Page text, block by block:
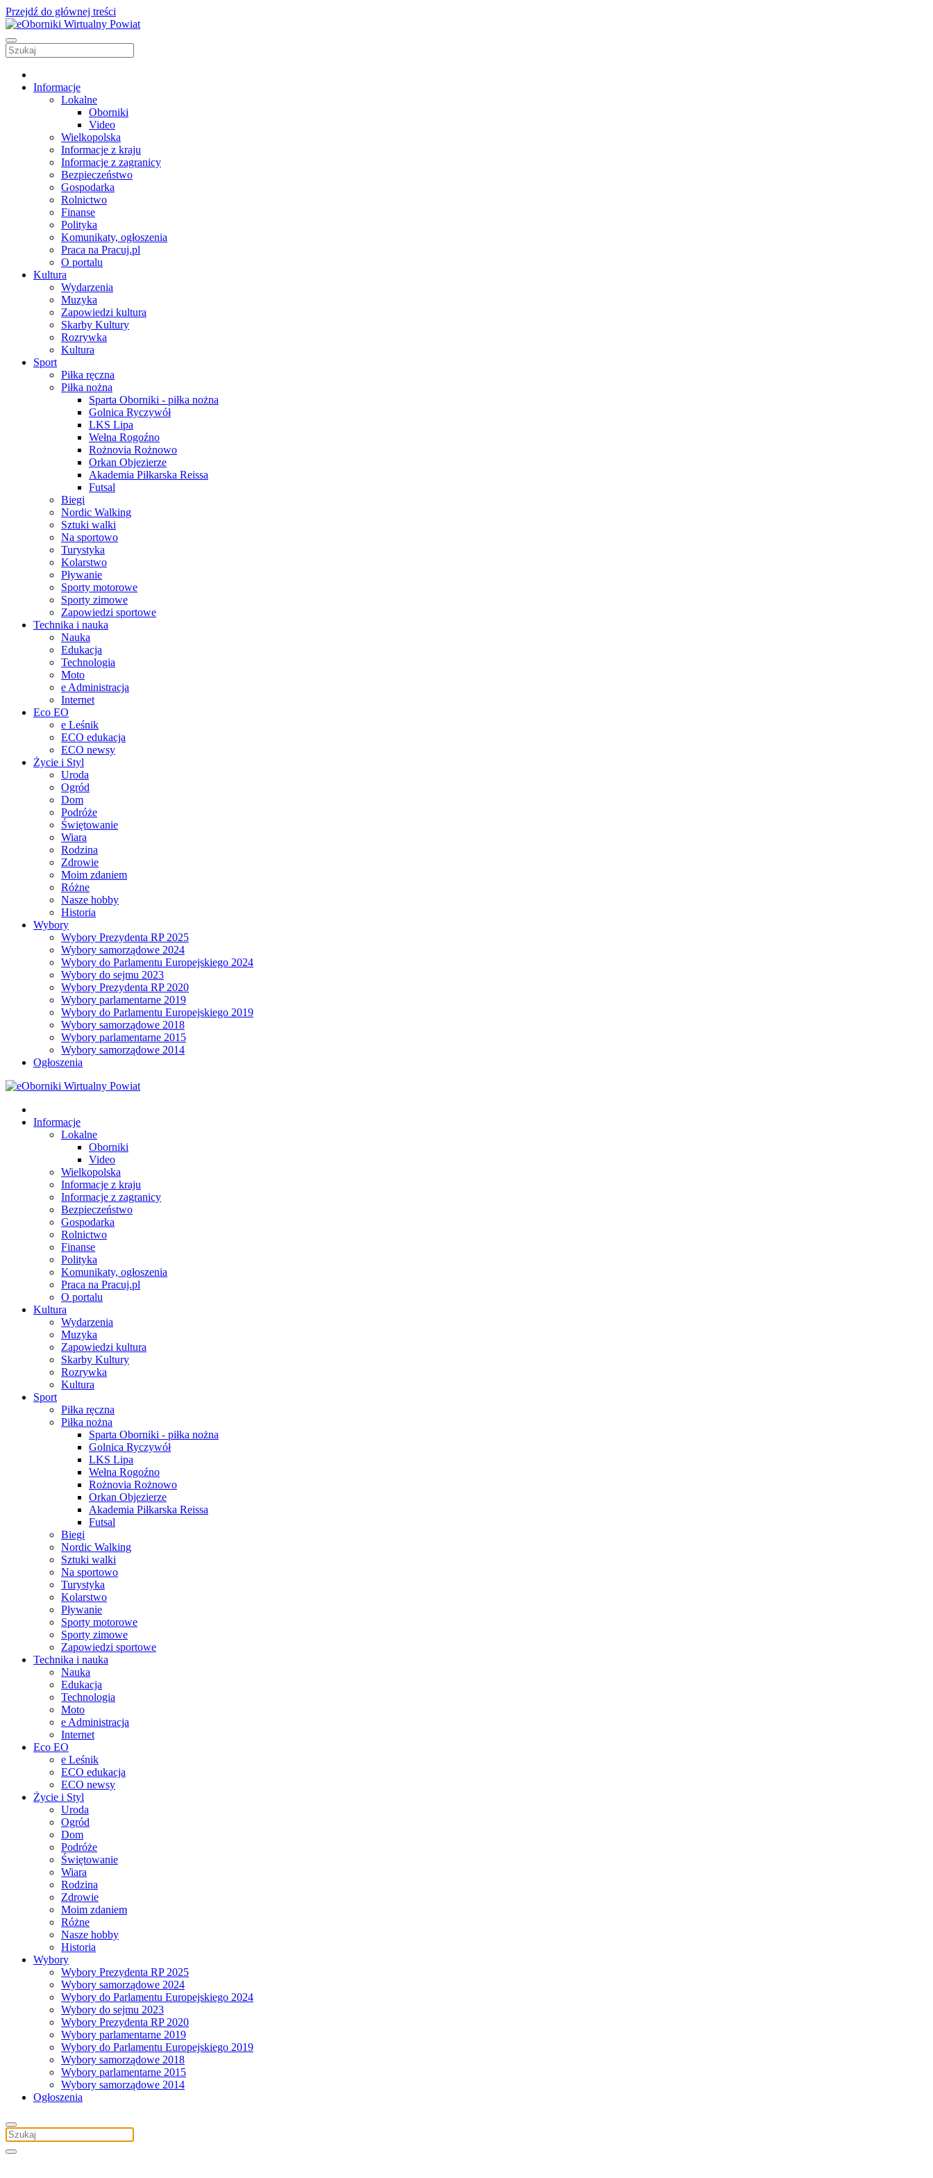
Przejdź do głównej treści
Informacje
Lokalne
Oborniki
Video
Wielkopolska
Informacje z kraju
Informacje z zagranicy
Bezpieczeństwo
Gospodarka
Rolnictwo
Finanse
Polityka
Komunikaty, ogłoszenia
Praca na Pracuj.pl
O portalu
Kultura
Wydarzenia
Muzyka
Zapowiedzi kultura
Skarby Kultury
Rozrywka
Kultura
Sport
Piłka ręczna
Piłka nożna
Sparta Oborniki - piłka nożna
Golnica Ryczywół
LKS Lipa
Wełna Rogoźno
Rożnovia Rożnowo
Orkan Objezierze
Akademia Piłkarska Reissa
Futsal
Biegi
Nordic Walking
Sztuki walki
Na sportowo
Turystyka
Kolarstwo
Pływanie
Sporty motorowe
Sporty zimowe
Zapowiedzi sportowe
Technika i nauka
Nauka
Edukacja
Technologia
Moto
e Administracja
Internet
Eco EO
e Leśnik
ECO edukacja
ECO newsy
Życie i Styl
Uroda
Ogród
Dom
Podróże
Świętowanie
Wiara
Rodzina
Zdrowie
Moim zdaniem
Różne
Nasze hobby
Historia
Wybory
Wybory Prezydenta RP 2025
Wybory samorządowe 2024
Wybory do Parlamentu Europejskiego 2024
Wybory do sejmu 2023
Wybory Prezydenta RP 2020
Wybory parlamentarne 2019
Wybory do Parlamentu Europejskiego 2019
Wybory samorządowe 2018
Wybory parlamentarne 2015
Wybory samorządowe 2014
Ogłoszenia
Informacje
Lokalne
Oborniki
Video
Wielkopolska
Informacje z kraju
Informacje z zagranicy
Bezpieczeństwo
Gospodarka
Rolnictwo
Finanse
Polityka
Komunikaty, ogłoszenia
Praca na Pracuj.pl
O portalu
Kultura
Wydarzenia
Muzyka
Zapowiedzi kultura
Skarby Kultury
Rozrywka
Kultura
Sport
Piłka ręczna
Piłka nożna
Sparta Oborniki - piłka nożna
Golnica Ryczywół
LKS Lipa
Wełna Rogoźno
Rożnovia Rożnowo
Orkan Objezierze
Akademia Piłkarska Reissa
Futsal
Biegi
Nordic Walking
Sztuki walki
Na sportowo
Turystyka
Kolarstwo
Pływanie
Sporty motorowe
Sporty zimowe
Zapowiedzi sportowe
Technika i nauka
Nauka
Edukacja
Technologia
Moto
e Administracja
Internet
Eco EO
e Leśnik
ECO edukacja
ECO newsy
Życie i Styl
Uroda
Ogród
Dom
Podróże
Świętowanie
Wiara
Rodzina
Zdrowie
Moim zdaniem
Różne
Nasze hobby
Historia
Wybory
Wybory Prezydenta RP 2025
Wybory samorządowe 2024
Wybory do Parlamentu Europejskiego 2024
Wybory do sejmu 2023
Wybory Prezydenta RP 2020
Wybory parlamentarne 2019
Wybory do Parlamentu Europejskiego 2019
Wybory samorządowe 2018
Wybory parlamentarne 2015
Wybory samorządowe 2014
Ogłoszenia